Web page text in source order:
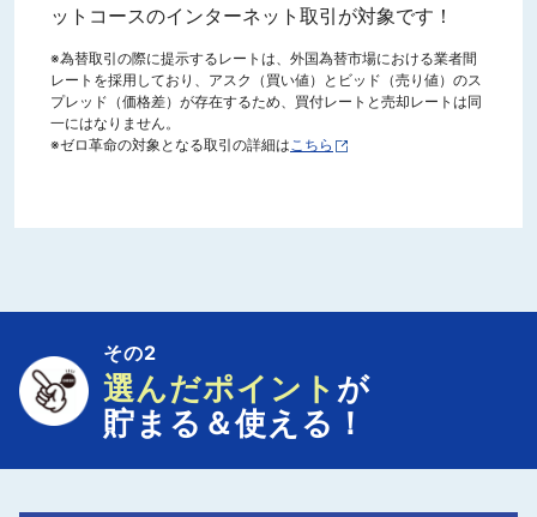
ットコースのインターネット取引が対象です！
※為替取引の際に提示するレートは、外国為替市場における業者間
レートを採用しており、アスク（買い値）とビッド（売り値）のス
プレッド（価格差）が存在するため、買付レートと売却レートは同
一にはなりません。
※ゼロ革命の対象となる取引の詳細は こちら
その2
選んだポイント が
貯まる＆使える！